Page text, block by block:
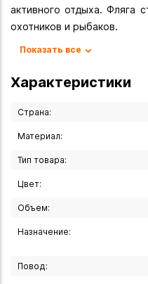
активного отдыха. Фляга
охотников и рыбаков.
можно использовать
антисептиков или
Фляга изготовлена из
не влияют на вкус
резьбой надёжно
Ровные швы и
Благодаря удобной форме
с собой, она помещается
знаете, что подарить
практичным и стильным
Показать все
Характеристики
Страна:
Материал:
Тип товара:
Цвет:
Объем:
Назначение:
Повод: